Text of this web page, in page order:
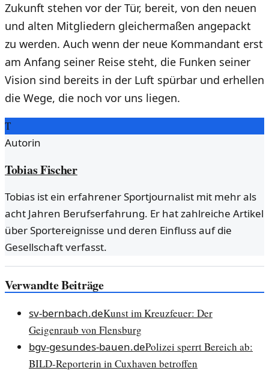
Zukunft stehen vor der Tür, bereit, von den neuen
und alten Mitgliedern gleichermaßen angepackt
zu werden. Auch wenn der neue Kommandant erst
am Anfang seiner Reise steht, die Funken seiner
Vision sind bereits in der Luft spürbar und erhellen
die Wege, die noch vor uns liegen.
T
Autorin
Tobias Fischer
Tobias ist ein erfahrener Sportjournalist mit mehr als
acht Jahren Berufserfahrung. Er hat zahlreiche Artikel
über Sportereignisse und deren Einfluss auf die
Gesellschaft verfasst.
Verwandte Beiträge
sv-bernbach.deKunst im Kreuzfeuer: Der
Geigenraub von Flensburg
bgv-gesundes-bauen.dePolizei sperrt Bereich ab:
BILD-Reporterin in Cuxhaven betroffen